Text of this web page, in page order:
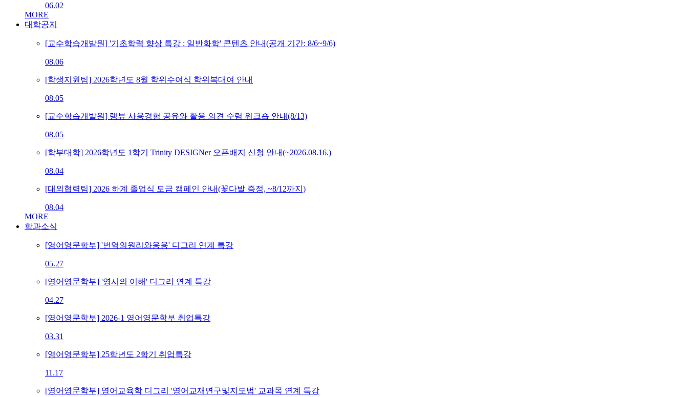
06.02
MORE
대학공지
[교수학습개발원] '기초학력 향상 특강 : 일반화학' 콘텐츠 안내(공개 기간: 8/6~9/6)
08.06
[학생지원팀] 2026학년도 8월 학위수여식 학위복대여 안내
08.05
[교수학습개발원] 랭뷰 사용경험 공유와 활용 의견 수렴 워크숍 안내(8/13)
08.05
[학부대학] 2026학년도 1학기 Trinity DESIGNer 오픈배지 신청 안내(~2026.08.16.)
08.04
[대외협력팀] 2026 하계 졸업식 모금 캠페인 안내(꽃다발 증정, ~8/12까지)
08.04
MORE
학과소식
[영어영문학부] '번역의원리와응용' 디그리 연계 특강
05.27
[영어영문학부] '영시의 이해' 디그리 연계 특강
04.27
[영어영문학부] 2026-1 영어영문학부 취업특강
03.31
[영어영문학부] 25학년도 2학기 취업특강
11.17
[영어영문학부] 영어교육학 디그리 '영어교재연구및지도법' 교과목 연계 특강